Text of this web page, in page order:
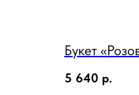
Букет
5 640 р.